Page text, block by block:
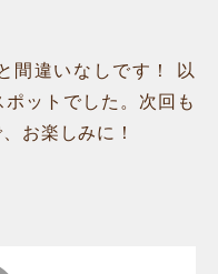
間違いなしです！ 以
ポットでした。次回も
お楽しみに！